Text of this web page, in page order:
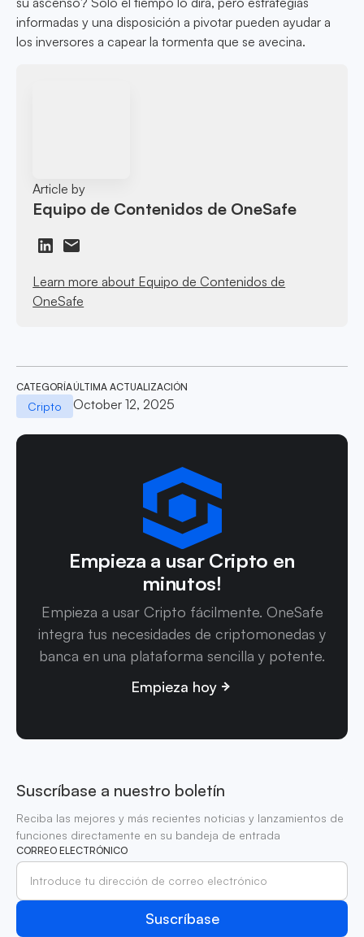
informadas y una disposición a pivotar pueden ayudar a
los inversores a capear la tormenta que se avecina.
Article by
Equipo de Contenidos de OneSafe
Learn more about Equipo de Contenidos de
OneSafe
CATEGORÍA
Cripto
ÚLTIMA ACTUALIZACIÓN
October 12, 2025
Empieza a usar Cripto en
minutos!
Empieza a usar Cripto fácilmente. OneSafe
integra tus necesidades de criptomonedas y
banca en una plataforma sencilla y potente.
Empieza hoy
Suscríbase a nuestro boletín
Reciba las mejores y más recientes noticias y lanzamientos de
funciones directamente en su bandeja de entrada
CORREO ELECTRÓNICO